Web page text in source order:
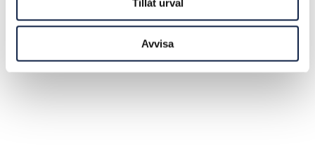
Tillåt urval
Avvisa